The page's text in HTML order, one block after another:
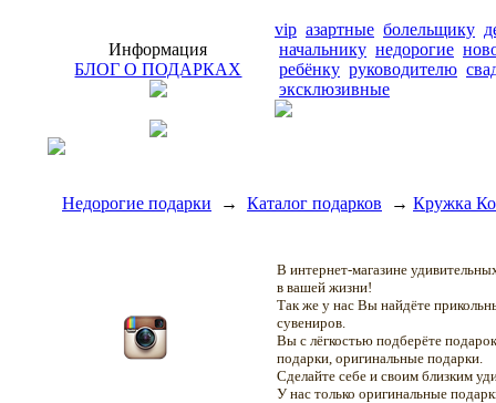
Информация
БЛОГ О ПОДАРКАХ
vip азартные болельщику
начальнику недорогие
ребёнку руководителю
эксклюзивные
Недорогие подарки → Каталог подарков → Кружка
В интернет-магазине
в вашей жизни!
Так же у нас Вы найдёте
сувениров.
Вы с лёгкостью подберёте
подарки, оригинальные подарки.
Сделайте себе и своим близким
У нас только оригинальные